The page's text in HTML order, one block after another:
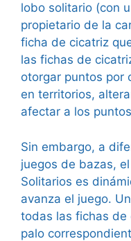
lobo solitario (con
propietario de la
ficha de cicatriz
las fichas de
otorgar puntos por
en territorios,
afectar a los
Sin embargo, a
juegos de bazas,
Solitarios es
avanza el juego.
todas las fichas de
palo